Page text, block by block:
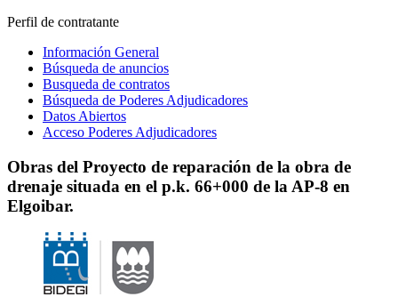
Perfil de contratante
Información General
Búsqueda de anuncios
Busqueda de contratos
Búsqueda de Poderes Adjudicadores
Datos Abiertos
Acceso Poderes Adjudicadores
Obras del Proyecto de reparación de la obra de
drenaje situada en el p.k. 66+000 de la AP-8 en
Elgoibar.